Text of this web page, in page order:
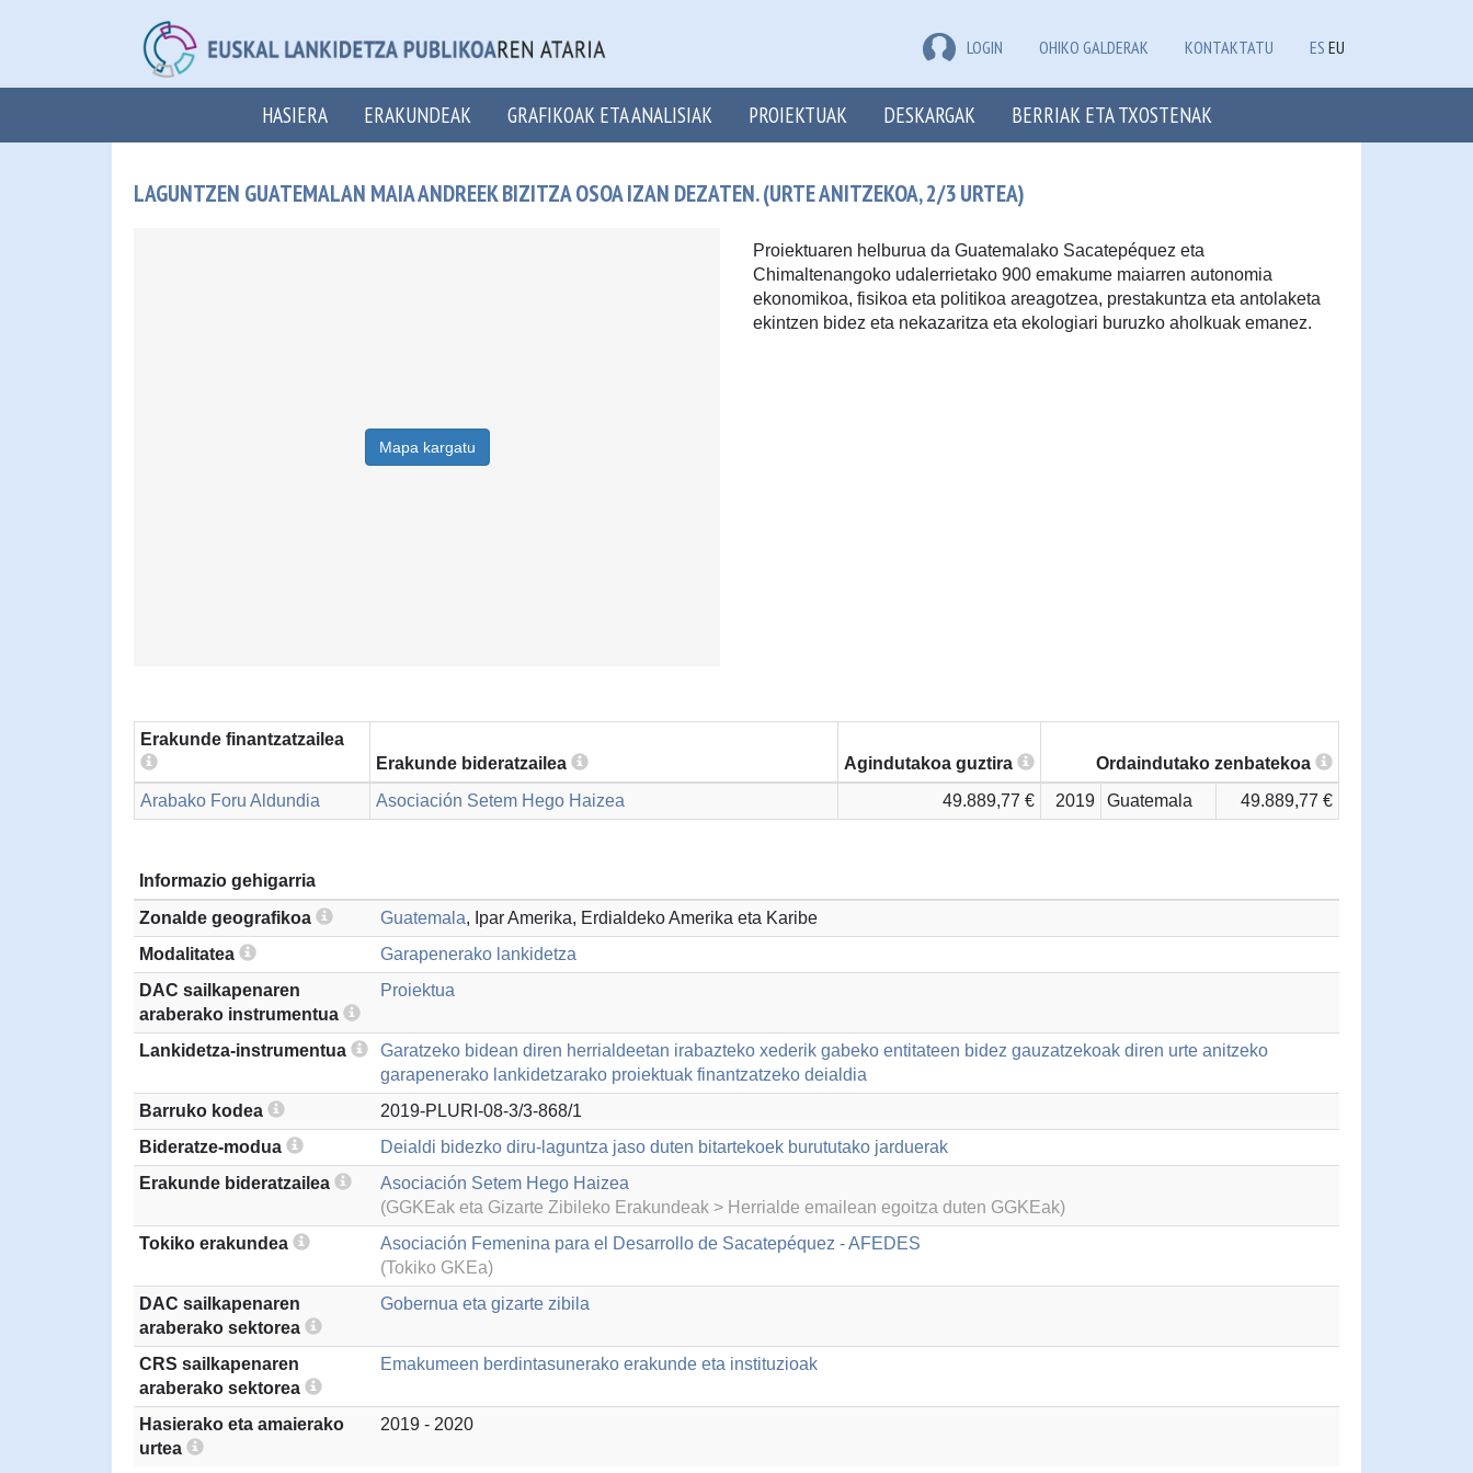
LOGIN OHIKO GALDERAK KONTAKTATU ES EU
HASIERA ERAKUNDEAK GRAFIKOAK ETA ANALISIAK PROIEKTUAK DESKARGAK BERRIAK ETA TXOSTENAK
LAGUNTZEN GUATEMALAN MAIA ANDREEK BIZITZA OSOA IZAN DEZATEN. (URTE ANITZEKOA, 2/3 URTEA)
Mapa kargatu
Proiektuaren helburua da Guatemalako Sacatepéquez eta
Chimaltenangoko udalerrietako 900 emakume maiarren autonomia
ekonomikoa, fisikoa eta politikoa areagotzea, prestakuntza eta antolaketa
ekintzen bidez eta nekazaritza eta ekologiari buruzko aholkuak emanez.
Erakunde finantzatzailea
Erakunde bideratzailea
Agindutakoa guztira
Ordaindutako zenbatekoa
Arabako Foru Aldundia
Asociación Setem Hego Haizea 49.889,77 € 2019 Guatemala 49.889,77 €
Informazio gehigarria
Zonalde geografikoa
Guatemala, Ipar Amerika, Erdialdeko Amerika eta Karibe
Modalitatea
Garapenerako lankidetza
DAC sailkapenaren
araberako instrumentua
Proiektua
Lankidetza-instrumentua
Garatzeko bidean diren herrialdeetan irabazteko xederik gabeko entitateen bidez gauzatzekoak diren urte anitzeko
garapenerako lankidetzarako proiektuak finantzatzeko deialdia
Barruko kodea
2019-PLURI-08-3/3-868/1
Bideratze-modua
Deialdi bidezko diru-laguntza jaso duten bitartekoek burututako jarduerak
Erakunde bideratzailea
Asociación Setem Hego Haizea
(GGKEak eta Gizarte Zibileko Erakundeak > Herrialde emailean egoitza duten GGKEak)
Tokiko erakundea
Asociación Femenina para el Desarrollo de Sacatepéquez - AFEDES
(Tokiko GKEa)
DAC sailkapenaren
araberako sektorea
Gobernua eta gizarte zibila
CRS sailkapenaren
araberako sektorea
Emakumeen berdintasunerako erakunde eta instituzioak
Hasierako eta amaierako
urtea
2019 - 2020